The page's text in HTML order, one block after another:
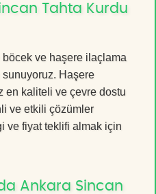
Tahta Kurdu
ve haşere ilaçlama
Haşere
en kaliteli ve çevre dostu
ve etkili çözümler
ve fiyat teklifi almak için
Ankara Sincan